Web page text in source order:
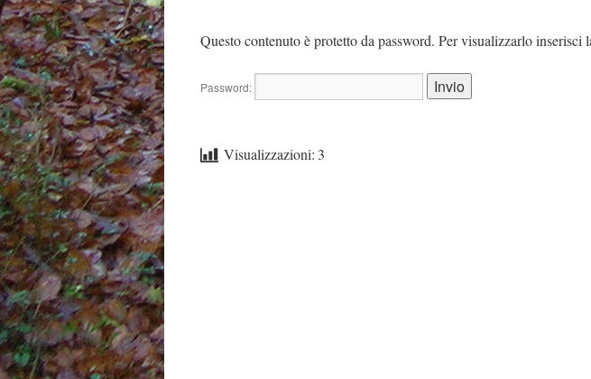
Questo contenuto è protetto da password. Per visualizzarlo inserisci
Password:
Visualizzazioni: 3